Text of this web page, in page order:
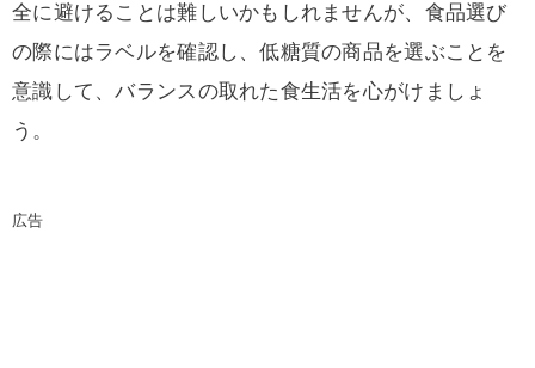
全に避けることは難しいかもしれませんが、食品選び
の際にはラベルを確認し、低糖質の商品を選ぶことを
意識して、バランスの取れた食生活を心がけましょ
う。
広告